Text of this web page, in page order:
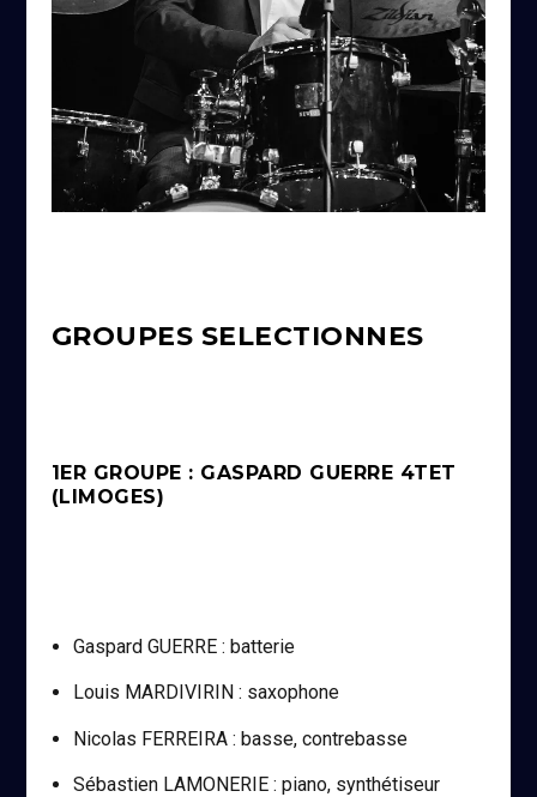
GROUPES SELECTIONNES
1ER GROUPE : GASPARD GUERRE 4TET
(LIMOGES)
Gaspard GUERRE : batterie
Louis MARDIVIRIN : saxophone
Nicolas FERREIRA : basse, contrebasse
Sébastien LAMONERIE : piano, synthétiseur